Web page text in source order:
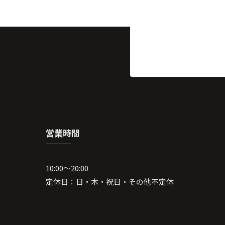
営業時間
10:00～20:00
定休日：日・木・祝日・その他不定休